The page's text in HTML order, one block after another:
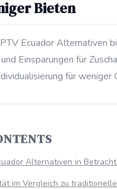
Bieten
Ecuador Alternativen
Einsparungen für
für weniger
Alternativen in
im Vergleich zu